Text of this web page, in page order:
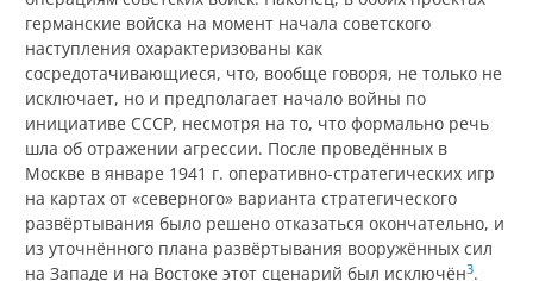
германские войска на момент начала советского
наступления охарактеризованы как
сосредотачивающиеся, что, вообще говоря, не только не
исключает, но и предполагает начало войны по
инициативе СССР, несмотря на то, что формально речь
шла об отражении агрессии. После проведённых в
Москве в январе 1941 г. оперативно-стратегических игр
на картах от «северного» варианта стратегического
развёртывания было решено отказаться окончательно, и
из уточнённого плана развёртывания вооружённых сил
на Западе и на Востоке этот сценарий был исключён3.